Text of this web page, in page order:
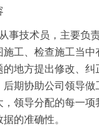
事技术员，主要负
施工、检查施工当中
地方提出修改、纠
期协助公司领导做
，领导分配的每一
的准确性。